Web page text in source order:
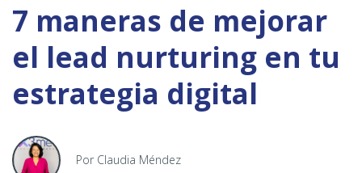
7 maneras de mejorar
el lead nurturing en tu
estrategia digital
Por Claudia Méndez